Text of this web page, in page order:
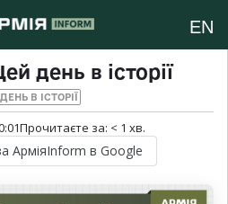
EN
день в історії
В ІСТОРІЇ
Прочитаєте за: < 1 хв.
АрміяInform в Google